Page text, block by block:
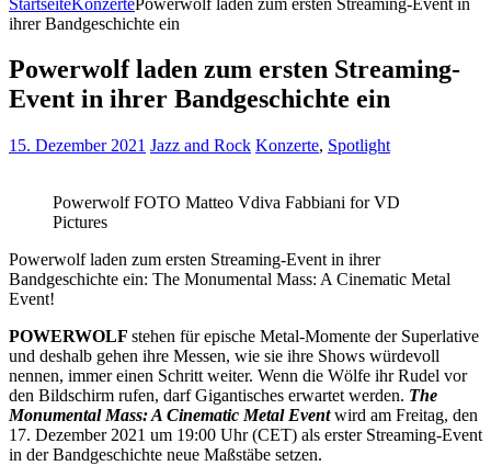
ihrer Bandgeschichte ein
Powerwolf laden zum ersten Streaming-
Event in ihrer Bandgeschichte ein
15. Dezember 2021 Jazz and Rock Konzerte, Spotlight
Powerwolf FOTO Matteo Vdiva Fabbiani for VD
Pictures
Powerwolf laden zum ersten Streaming-Event in ihrer
Bandgeschichte ein: The Monumental Mass: A Cinematic Metal
Event!
POWERWOLF stehen für epische Metal-Momente der Superlative
und deshalb gehen ihre Messen, wie sie ihre Shows würdevoll
nennen, immer einen Schritt weiter. Wenn die Wölfe ihr Rudel vor
den Bildschirm rufen, darf Gigantisches erwartet werden. The
Monumental Mass: A Cinematic Metal Eventwird am Freitag, den
17. Dezember 2021 um 19:00 Uhr (CET) als erster Streaming-Event
in der Bandgeschichte neue Maßstäbe setzen.